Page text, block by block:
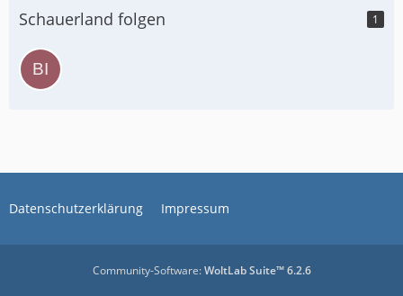
Schauerland folgen 1
Datenschutzerklärung Impressum
Community-Software:WoltLab Suite™ 6.2.6